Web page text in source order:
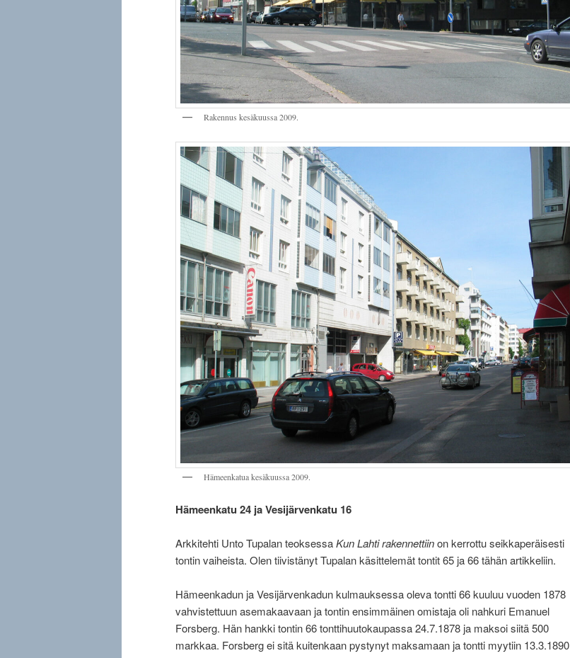
Rakennus kesäkuussa 2009.
Hämeenkatua kesäkuussa 2009.
Hämeenkatu 24 ja Vesijärvenkatu 16
Arkkitehti Unto Tupalan teoksessaKun Lahti rakennettiinon kerrottu seikkaperäisesti
tontin vaiheista. Olen tiivistänyt Tupalan käsittelemät tontit 65 ja 66 tähän artikkeliin.
Hämeenkadun ja Vesijärvenkadun kulmauksessa oleva tontti 66 kuuluu vuoden 1878
vahvistettuun asemakaavaan ja tontin ensimmäinen omistaja oli nahkuri Emanuel
Forsberg. Hän hankki tontin 66 tonttihuutokaupassa 24.7.1878 ja maksoi siitä 500
markkaa. Forsberg ei sitä kuitenkaan pystynyt maksamaan ja tontti myytiin 13.3.1890